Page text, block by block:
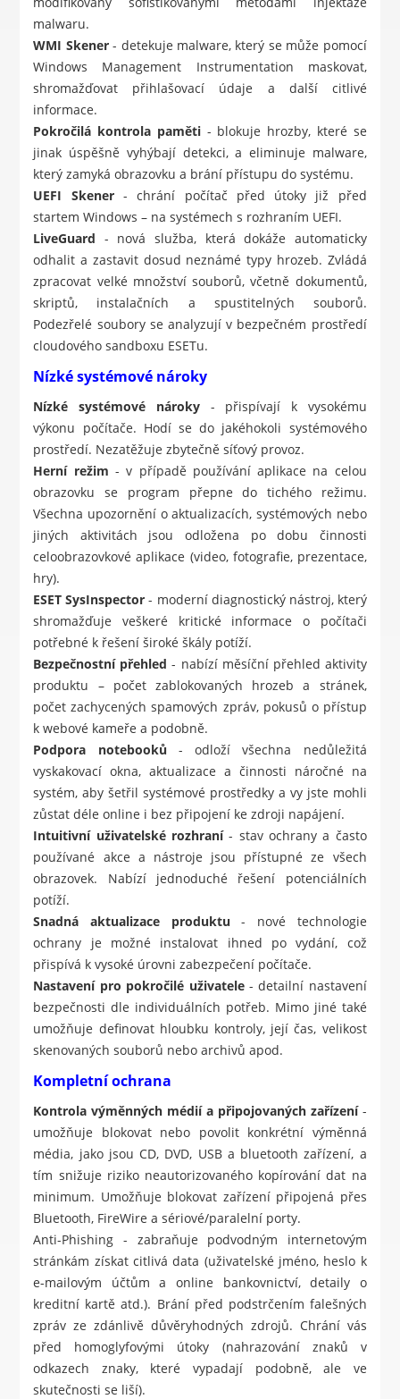
malwaru.
WMI Skener- detekuje malware, který se může pomocí
Windows Management Instrumentation maskovat,
shromažďovat přihlašovací údaje a další citlivé
informace.
Pokročilá kontrola paměti- blokuje hrozby, které se
jinak úspěšně vyhýbají detekci, a eliminuje malware,
který zamyká obrazovku a brání přístupu do systému.
UEFI Skener- chrání počítač před útoky již před
startem Windows – na systémech s rozhraním UEFI.
LiveGuard - nová služba, která dokáže automaticky
odhalit a zastavit dosud neznámé typy hrozeb. Zvládá
zpracovat velké množství souborů, včetně dokumentů,
skriptů, instalačních a spustitelných souborů.
Podezřelé soubory se analyzují v bezpečném prostředí
cloudového sandboxu ESETu.
Nízké systémové nároky
Nízké systémové nároky- přispívají k vysokému
výkonu počítače. Hodí se do jakéhokoli systémového
prostředí. Nezatěžuje zbytečně síťový provoz.
Herní režim - v případě používání aplikace na celou
obrazovku se program přepne do tichého režimu.
Všechna upozornění o aktualizacích, systémových nebo
jiných aktivitách jsou odložena po dobu činnosti
celoobrazovkové aplikace (video, fotografie, prezentace,
hry).
ESET SysInspector - moderní diagnostický nástroj, který
shromažďuje veškeré kritické informace o počítači
potřebné k řešení široké škály potíží.
Bezpečnostní přehled - nabízí měsíční přehled aktivity
produktu – počet zablokovaných hrozeb a stránek,
počet zachycených spamových zpráv, pokusů o přístup
k webové kameře a podobně.
Podpora notebooků - odloží všechna nedůležitá
vyskakovací okna, aktualizace a činnosti náročné na
systém, aby šetřil systémové prostředky a vy jste mohli
zůstat déle online i bez připojení ke zdroji napájení.
Intuitivní uživatelské rozhraní- stav ochrany a často
používané akce a nástroje jsou přístupné ze všech
obrazovek. Nabízí jednoduché řešení potenciálních
potíží.
Snadná aktualizace produktu - nové technologie
ochrany je možné instalovat ihned po vydání, což
přispívá k vysoké úrovni zabezpečení počítače.
Nastavení pro pokročilé uživatele- detailní nastavení
bezpečnosti dle individuálních potřeb. Mimo jiné také
umožňuje definovat hloubku kontroly, její čas, velikost
skenovaných souborů nebo archivů apod.
Kompletní ochrana
Kontrola výměnných médií a připojovaných zařízení-
umožňuje blokovat nebo povolit konkrétní výměnná
média, jako jsou CD, DVD, USB a bluetooth zařízení, a
tím snižuje riziko neautorizovaného kopírování dat na
minimum. Umožňuje blokovat zařízení připojená přes
Bluetooth, FireWire a sériové/paralelní porty.
Anti-Phishing - zabraňuje podvodným internetovým
stránkám získat citlivá data (uživatelské jméno, heslo k
e-mailovým účtům a online bankovnictví, detaily o
kreditní kartě atd.). Brání před podstrčením falešných
zpráv ze zdánlivě důvěryhodných zdrojů. Chrání vás
před homoglyfovými útoky (nahrazování znaků v
odkazech znaky, které vypadají podobně, ale ve
skutečnosti se liší).